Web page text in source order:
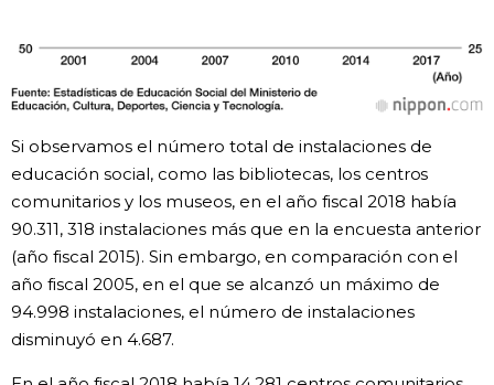
Si observamos el número total de instalaciones de
educación social, como las bibliotecas, los centros
comunitarios y los museos, en el año fiscal 2018 había
90.311, 318 instalaciones más que en la encuesta anterior
(año fiscal 2015). Sin embargo, en comparación con el
año fiscal 2005, en el que se alcanzó un máximo de
94.998 instalaciones, el número de instalaciones
disminuyó en 4.687.